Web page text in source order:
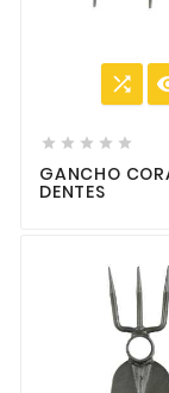

    
GANCHO
DENTES